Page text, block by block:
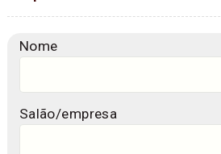
Nome
Salão/empresa